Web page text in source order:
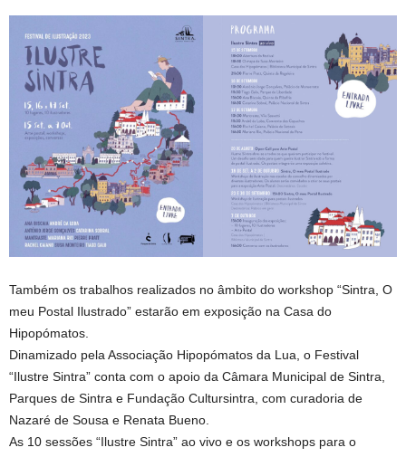
Também os trabalhos realizados no âmbito do workshop “Sintra, O
meu Postal Ilustrado” estarão em exposição na Casa do
Hipopómatos.
Dinamizado pela Associação Hipopómatos da Lua, o Festival
“Ilustre Sintra” conta com o apoio da Câmara Municipal de Sintra,
Parques de Sintra e Fundação Cultursintra, com curadoria de
Nazaré de Sousa e Renata Bueno.
As 10 sessões “Ilustre Sintra” ao vivo e os workshops para o